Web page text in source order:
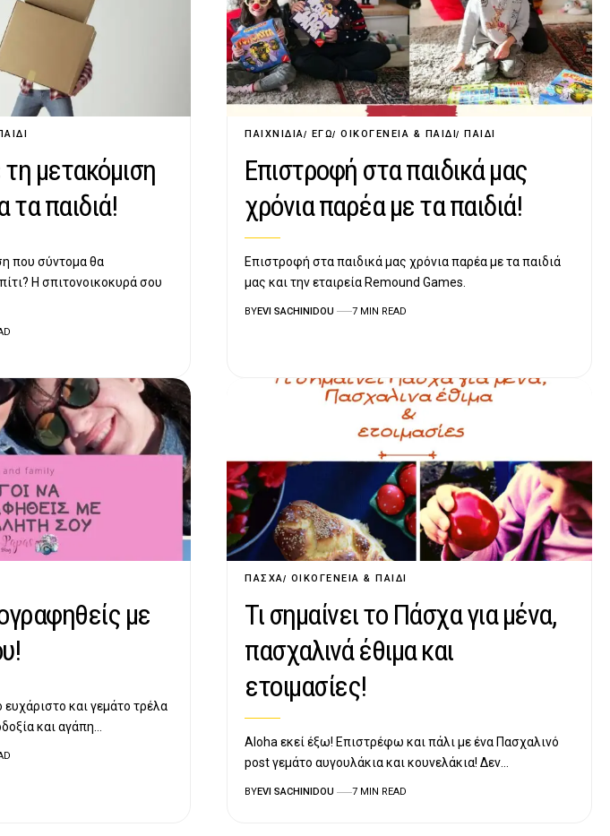
μετακόμιση
τα παιδιά!
που σύντομα θα
Η σπιτονοικοκυρά σου
ΠΑΙΧΝΊΔΙΑ ΕΓΏ ΟΙΚΟΓΈΝΕΙΑ & ΠΑΙΔΊ ΠΑΙΔΊ
Επιστροφή στα παιδικά μας
χρόνια παρέα με τα παιδιά!
Επιστροφή στα παιδικά μας χρόνια παρέα με τα παιδιά
μας και την εταιρεία Remound Games.
BYEVI SACHINIDOU 7 MIN READ
με
και γεμάτο τρέλα
και αγάπη…
ΠΆΣΧΑ ΟΙΚΟΓΈΝΕΙΑ & ΠΑΙΔΊ
Τι σημαίνει το Πάσχα για μένα,
πασχαλινά έθιμα και
ετοιμασίες!
Aloha εκεί έξω! Επιστρέφω και πάλι με ένα Πασχαλινό
post γεμάτο αυγουλάκια και κουνελάκια! Δεν…
BYEVI SACHINIDOU 7 MIN READ